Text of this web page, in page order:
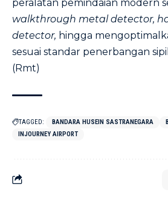
peralatan pemindaian modern
walkthrough metal detector,
detector, hingga
sesuai standar penerbangan
(Rmt)
TAGGED: BANDARA HUSEIN SASTRANEGARA
INJOURNEY AIRPORT